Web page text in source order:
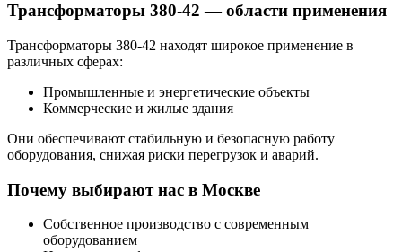
Трансформаторы 380-42 — области применения
Трансформаторы 380-42 находят широкое применение в
различных сферах:
Промышленные и энергетические объекты
Коммерческие и жилые здания
Они обеспечивают стабильную и безопасную работу
оборудования, снижая риски перегрузок и аварий.
Почему выбирают нас в Москве
Собственное производство с современным
оборудованием